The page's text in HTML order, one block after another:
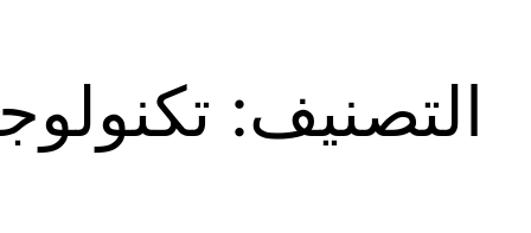
التصنيف: